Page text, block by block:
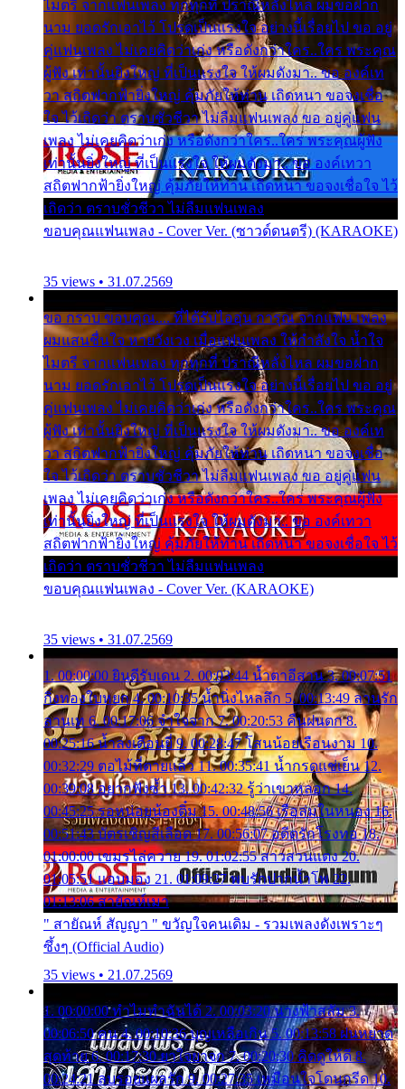
ไมตรี จากแฟนเพลง ทุกทุกที่ ปราณีหลั่งไหล ผมขอฝาก
นาม ยอดรักเอาไว้ โปรดเป็นแรงใจ อย่างนี้เรื่อยไป ขอ อยู่
คู่แฟนเพลง ไม่เคยคิดว่าเก่ง หรือดังกว่าใคร..ใคร พระคุณ
ผู้ฟัง เท่านั้นยิ่งใหญ่ ที่เป็นแรงใจ ให้ผมดังมา.. ขอ องค์เท
วา สถิตฟากฟ้ายิ่งใหญ่ คุ้มภัยให้ท่าน เถิดหนา ขอจงเชื่อ
ใจ ไว้เถิดว่า ตราบชั่วชีวา ไม่ลืมแฟนเพลง ขอ อยู่คู่แฟน
เพลง ไม่เคยคิดว่าเก่ง หรือดังกว่าใคร..ใคร พระคุณผู้ฟัง
เท่านั้นยิ่งใหญ่ ที่เป็นแรงใจ ให้ผมดังมา.. ขอ องค์เทวา
สถิตฟากฟ้ายิ่งใหญ่ คุ้มภัยให้ท่าน เถิดหนา ขอจงเชื่อใจ ไว้
เถิดว่า ตราบชั่วชีวา ไม่ลืมแฟนเพลง
ขอบคุณแฟนเพลง - Cover Ver. (ซาวด์ดนตรี) (KARAOKE)
35 views • 31.07.2569
ขอ กราบ ขอบคุณ.... ที่ได้รับไออุ่น การุณ จากแฟน เพลง
ผมแสนชื่นใจ หายวังเวง เมื่อแฟนเพลง ให้กำลังใจ น้ำใจ
ไมตรี จากแฟนเพลง ทุกทุกที่ ปราณีหลั่งไหล ผมขอฝาก
นาม ยอดรักเอาไว้ โปรดเป็นแรงใจ อย่างนี้เรื่อยไป ขอ อยู่
คู่แฟนเพลง ไม่เคยคิดว่าเก่ง หรือดังกว่าใคร..ใคร พระคุณ
ผู้ฟัง เท่านั้นยิ่งใหญ่ ที่เป็นแรงใจ ให้ผมดังมา.. ขอ องค์เท
วา สถิตฟากฟ้ายิ่งใหญ่ คุ้มภัยให้ท่าน เถิดหนา ขอจงเชื่อ
ใจ ไว้เถิดว่า ตราบชั่วชีวา ไม่ลืมแฟนเพลง ขอ อยู่คู่แฟน
เพลง ไม่เคยคิดว่าเก่ง หรือดังกว่าใคร..ใคร พระคุณผู้ฟัง
เท่านั้นยิ่งใหญ่ ที่เป็นแรงใจ ให้ผมดังมา.. ขอ องค์เทวา
สถิตฟากฟ้ายิ่งใหญ่ คุ้มภัยให้ท่าน เถิดหนา ขอจงเชื่อใจ ไว้
เถิดว่า ตราบชั่วชีวา ไม่ลืมแฟนเพลง
ขอบคุณแฟนเพลง - Cover Ver. (KARAOKE)
35 views • 31.07.2569
1. 00:00:00 ยินดีรับเดน 2. 00:03:44 น้ำตาอีสาน 3. 00:07:51
กิ่งทองใบหยก 4. 00:10:35 น้ำนิ่งไหลลึก 5. 00:13:49 ลานรัก
ลานเท 6. 00:17:06 จำใจจาก 7. 00:20:53 คืนฝนตก 8.
00:25:16 น้ำลงเดือนยี่ 9. 00:28:47 โสนน้อยเรือนงาม 10.
00:32:29 ตอไม้ที่ตายแล้ว 11. 00:35:41 น้ำกรดแช่เย็น 12.
00:39:08 อยากฟังซ้ำ 13. 00:42:32 รู้ว่าเขาหลอก 14.
00:45:25 รอหน่อยน้องติ๋ม 15. 00:48:56 เรือล่มในหนอง 16.
00:51:43 บัตรเชิญสีเลือด 17. 00:56:07 อดีตรักโรงทอ 18.
01:00:00 เขมรไล่ควาย 19. 01:02:55 สาวสวนแตง 20.
01:05:51 แอบมอง 21. 01:09:27 พบรักปากน้ำโพ 22.
01:13:06 สายัณห์เมา
" สายัณห์ สัญญา " ขวัญใจคนเดิม - รวมเพลงดังเพราะๆ
ซึ้งๆ (Official Audio)
35 views • 21.07.2569
1. 00:00:00 ทำไมทำฉันได้ 2. 00:03:20 นางฟ้าสลัม 3.
00:06:50 คน 4. 00:10:36 บุญเหลือเกิน 5. 00:13:58 ฝนหยาด
สุดท้าย 6. 00:17:30 ยาใจยาจก 7. 00:20:30 คิดดูให้ดี 8.
00:24:21 ลบรอยแผลรัก 9. 00:27:35 เหมือนใจโดนกรีด 10.